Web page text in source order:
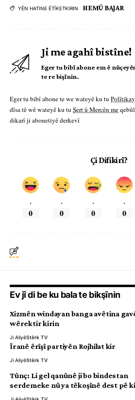
YÊN HATINE ÊTÎKETKIRIN HEMÛ BAJAR
Ji me agahî bistîne!
Eger tu bibî abone em ê
te re bişînin.
Eger tu bibî abone te we wateyê ku tu
dîsa tê wê wateyê ku tu Şert û Mercên me
dikarî ji abonetiyê derkevî
Çi Difikirî?
.
0
.
0
.
0
.
0
Ev jî di be ku bala te bikşînin
Xizmên windayan banga avêtina
wêrektir kirin
Ji AliyêStêrk TV
Îranê êrîşî partiyên Rojhilat kir
Ji AliyêStêrk TV
Tûnç: Li gel qanûnê ji bo bindestan
serdemeke nû ya têkoşînê dest pê